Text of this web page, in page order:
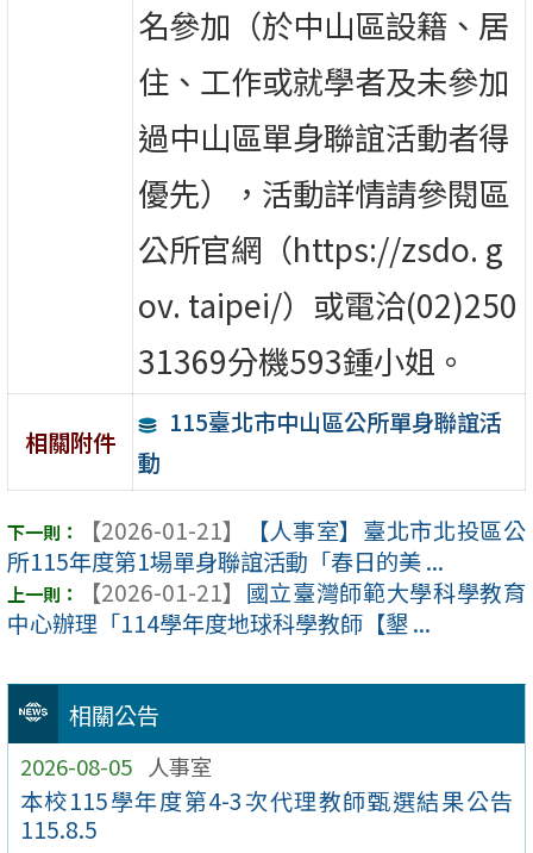
相關公告
2026-08-05 人事室
本校115學年度第4-3次代理教師甄選結果公告
115.8.5
名參加（於中山區設籍、居
住、工作或就學者及未參加
過中山區單身聯誼活動者得
優先），活動詳情請參閱區
公所官網（https://zsdo. g
ov. taipei/）或電洽(02)250
31369分機593鍾小姐。
相關附件
115臺北市中山區公所單身聯誼活
動
【2026-01-21】
【人事室】臺北市北投區公
所115年度第1場單身聯誼活動「春日的美 ...
【2026-01-21】 國立臺灣師範大學科學教育
中心辦理「114學年度地球科學教師【墾 ...